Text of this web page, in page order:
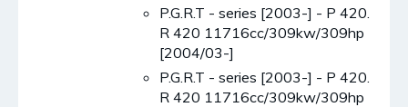
P.G.R.T - series [2003-] - P 420.
R 420 11716cc/309kw/309hp
[2004/03-]
P.G.R.T - series [2003-] - P 420.
R 420 11716cc/309kw/309hp